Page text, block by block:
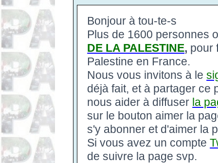
Bonjour à tou-te-s
Plus de 1600 personnes
DE LA PALESTINE, pour
Palestine en France.
Nous vous invitons à le
déjà fait, et à partager ce
nous aider à diffuser la
sur le bouton aimer la
s'y abonner et d'aimer la
Si vous avez un compte
de suivre la page svp.